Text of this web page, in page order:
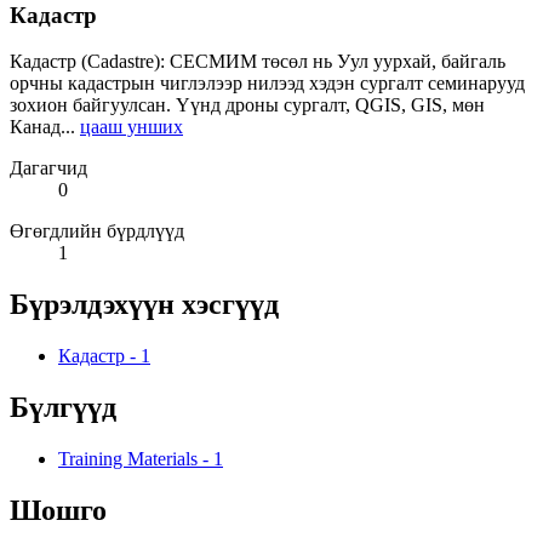
Кадастр
Кадастр (Cadastre): СЕСМИМ төсөл нь Уул уурхай, байгаль
орчны кадастрын чиглэлээр нилээд хэдэн сургалт семинарууд
зохион байгуулсан. Үүнд дроны сургалт, QGIS, GIS, мөн
Канад... цааш унших
Дагагчид
0
Өгөгдлийн бүрдлүүд
1
Бүрэлдэхүүн хэсгүүд
Кадастр - 1
Бүлгүүд
Training Materials - 1
Шошго